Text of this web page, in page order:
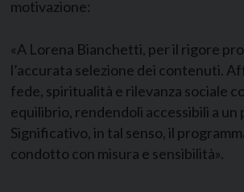
motivazione:
«A Lorena Bianchetti, per il rigore
l’accurata selezione dei contenuti.
fede, spiritualità e rilevanza sociale
equilibrio, rendendoli accessibili a un
Significativo, in tal senso, il
condotto con misura e sensibilità».